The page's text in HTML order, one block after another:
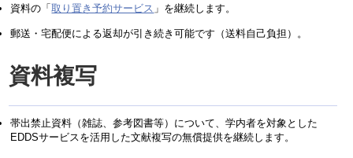
資料の「取り置き予約サービス 」を継続します。
郵送・宅配便による返却が引き続き可能です（送料自己負担）。
資料複写
帯出禁止資料（雑誌、参考図書等）について、学内者を対象とした
EDDSサービスを活用した文献複写の無償提供を継続します。